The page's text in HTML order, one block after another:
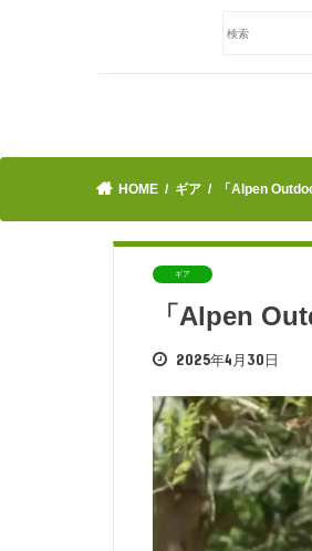
HOME ギア 「Alpen
ギア
「Alpen
2025年4月30日